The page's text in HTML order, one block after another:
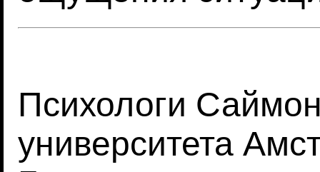
Психологи
университета